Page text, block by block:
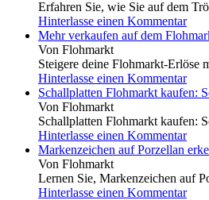
Erfahren Sie, wie Sie auf dem
Hinterlasse einen Kommentar
Mehr verkaufen auf dem
Von Flohmarkt
Steigere deine Flohmarkt-Erlöse
Hinterlasse einen Kommentar
Schallplatten Flohmarkt kaufen:
Von Flohmarkt
Schallplatten Flohmarkt kaufen:
Hinterlasse einen Kommentar
Markenzeichen auf Porzellan
Von Flohmarkt
Lernen Sie, Markenzeichen auf
Hinterlasse einen Kommentar